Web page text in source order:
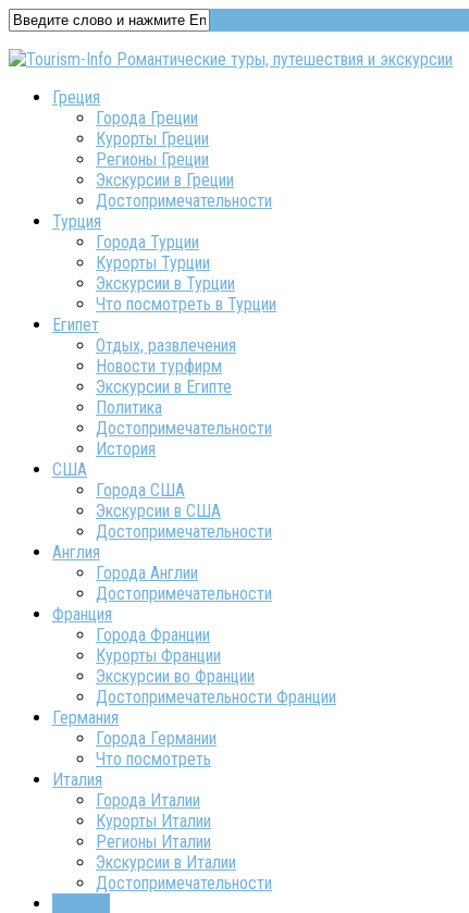
Греция
Города Греции
Курорты Греции
Регионы Греции
Экскурсии в Греции
Достопримечательности
Турция
Города Турции
Курорты Турции
Экскурсии в Турции
Что посмотреть в Турции
Египет
Отдых, развлечения
Новости турфирм
Экскурсии в Египте
Политика
Достопримечательности
История
США
Города США
Экскурсии в США
Достопримечательности
Англия
Города Англии
Достопримечательности
Франция
Города Франции
Курорты Франции
Экскурсии во Франции
Достопримечательности Франции
Германия
Города Германии
Что посмотреть
Италия
Города Италии
Курорты Италии
Регионы Италии
Экскурсии в Италии
Достопримечательности